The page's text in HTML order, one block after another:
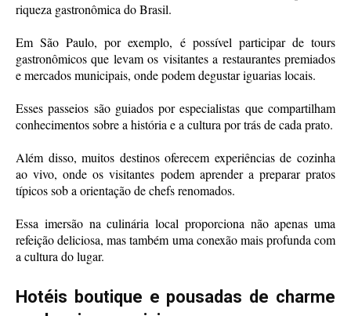
riqueza gastronômica do Brasil.
Em São Paulo, por exemplo, é possível participar de tours
gastronômicos que levam os visitantes a restaurantes premiados
e mercados municipais, onde podem degustar iguarias locais.
Esses passeios são guiados por especialistas que compartilham
conhecimentos sobre a história e a cultura por trás de cada prato.
Além disso, muitos destinos oferecem experiências de cozinha
ao vivo, onde os visitantes podem aprender a preparar pratos
típicos sob a orientação de chefs renomados.
Essa imersão na culinária local proporciona não apenas uma
refeição deliciosa, mas também uma conexão mais profunda com
a cultura do lugar.
Hotéis boutique e pousadas de charme